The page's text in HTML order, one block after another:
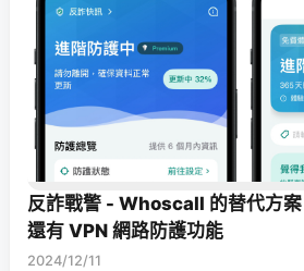
反詐戰警 - Whoscall 的替代方案
還有 VPN 網路防護功能
2024/12/11